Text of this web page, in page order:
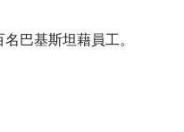
巴基斯坦藉員工。